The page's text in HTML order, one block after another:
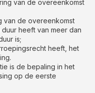
van de overeenkomst
van de overeenkomst
heeft van meer dan
is;
heeft, het
is de bepaling in het
op de eerste